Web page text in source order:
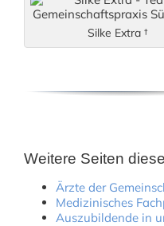
Silke Extra †
Weitere Seiten
Ärzte der
Medizinisches
Auszubildende in